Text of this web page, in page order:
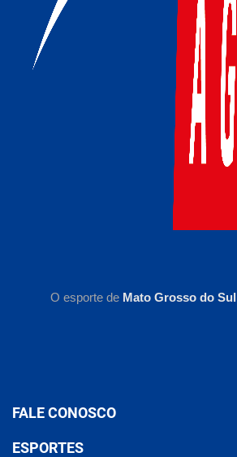
O esporte de Mato Grosso do Sul
FALE CONOSCO
ESPORTES